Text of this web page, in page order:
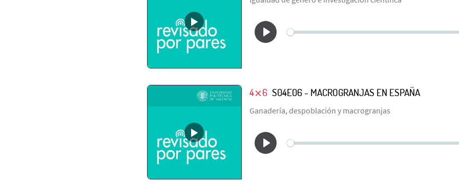
4⨯6 S04E06 - MACROGRANJAS EN ESPAÑA
Ganadería, despoblación y macrogranjas